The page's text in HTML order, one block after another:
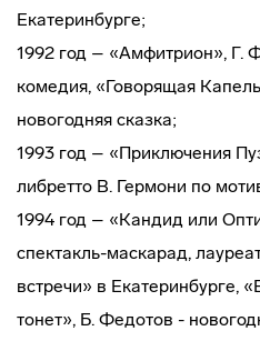
Екатеринбурге;
1992 год – «Амфитрион», Г.
комедия, «Говорящая
новогодняя сказка;
1993 год – «Приключения
либретто В. Гермони по
1994 год – «Кандид или
спектакль-маскарад,
встречи» в Екатеринбурге,
тонет», Б. Федотов -